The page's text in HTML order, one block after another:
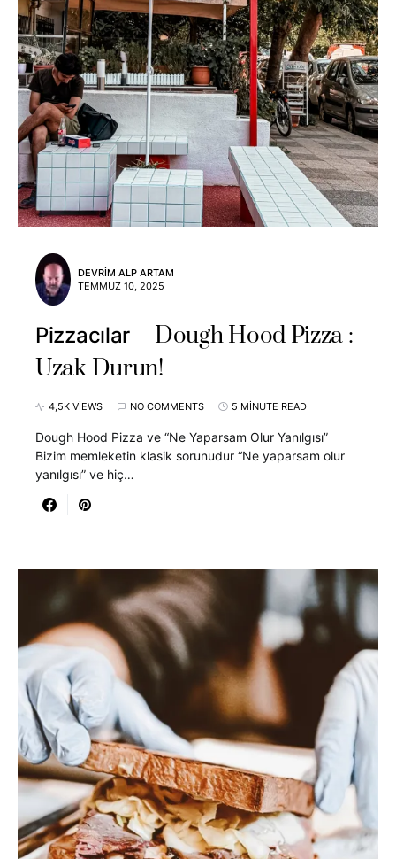
DEVRIM ALP ARTAM
TEMMUZ 10, 2025
Pizzacılar
Dough Hood Pizza :
Uzak Durun!
4,5K VIEWS NO COMMENTS 5 MINUTE READ
Dough Hood Pizza ve “Ne Yaparsam Olur Yanılgısı”
Bizim memleketin klasik sorunudur “Ne yaparsam olur
yanılgısı” ve hiç…